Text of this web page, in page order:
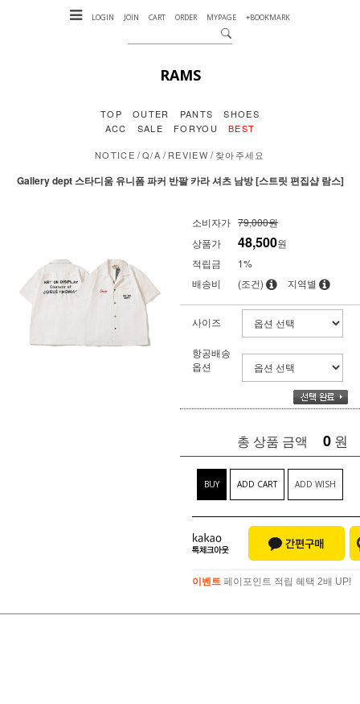
LOGIN JOIN CART ORDER MYPAGE +BOOKMARK
RAMS
TOP OUTER PANTS
SHOES
ACC
SALE FORYOU BEST
NOTICE /Q/A /REVIEW /찾아주세요
Gallery dept 스타디움 유니폼 파커 반팔 카라 셔츠 남방 [스트릿 편집샵 람스]
소비자가 79,000원
상품가
48,500원
적립금
1%
배송비
(조건) 지역별
사이즈
항공배송
옵션
총 상품 금액 0 원
BUY ADD CART ADD WISH
이벤트 페이포인트 적립 혜택 2배 UP!